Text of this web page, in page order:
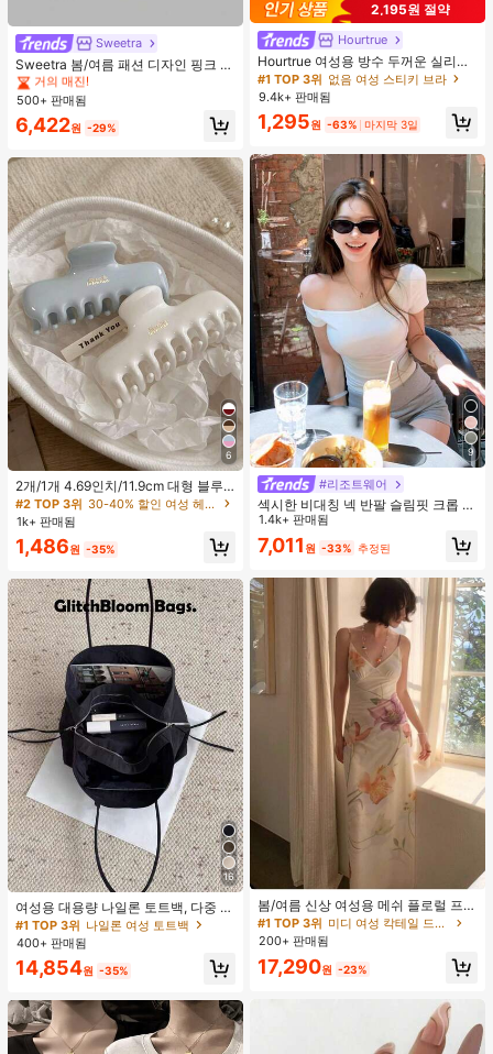
Sweetra
Sweetra 봄/여름 패션 디자인 핑크 스
트라이프 브라운 폴카 도트 스파게티
스트랩 2 In 1 스위트 걸리시 비치 로
맨틱 휴가 스타일 여성용 캐미 탱크 탑
#4 TOP 3위
짧은 여성 탱크 탑 & 카미스
거의 매진!
#4 TOP 3위
짧은 여성 탱크 탑 & 카미스
거의 매진!
#4 TOP 3위
짧은 여성 탱크 탑 & 카미스
거의 매진!
#4 TOP 3위
거의 매진!
500+ 판매됨
6,422원 -29%
6
2개/1개 4.69인치/11.9cm 대형 블루
& 화이트 1피스 플라스틱 헤어 클로
클립, 데일리 웨어, 캐주얼, 파티, 출퇴
근, 휴가, 헤어스타일링, 메이크업, 의
상 매칭 비치 헤어 클립 바캉스 헤어
하며 우아하고 미니멀한 단색 헤어 액
세서리
#2 TOP 3위
30-40% 할인 여성 헤어 액세서리
1k+ 판매됨
1,486원 -35%
16
여성용 대용량 나일론 토트백, 다중 지
퍼 포켓, 방수 숄더 핸드백, 사무실 노
트북, 일상 출퇴근, 쇼핑에 적합
#1 TOP 3위 나일론 여성 토트백
400+ 판매됨
14,854원 -35%
2,195원 절약
Hourtrue
Hourtrue 여성용 방수 두꺼운 실리콘
가슴 페탈, 작은 가슴 리프트업 & 푸시
인용, 웨딩 촬영 및 들러리용
#1 TOP 3위 없음 여성 스티키 브라
9.4k+ 판매됨
1,295원 -63% 마지막 3일
9
#리조트웨어
섹시한 비대칭 넥 반팔 슬림핏 크롭 탑
화이트 여름
1.4k+ 판매됨
7,011 원 -33% 추정된
봄/여름 신상 여성용 메쉬 플로럴 프린
트 드레스, 브이넥, 휴가 스타일, 섹시
한 비치 파티 댄스 드레스, 스파게티
스트랩 웨딩 가을
#1 TOP 3위
재고 6개 남음
#1 TOP 3위
미디 여성 칵테일 드레스
재고 6개 남음
#1 TOP 3위
미디 여성 칵테일 드레스
재고 6개 남음
#1 TOP 3위
재고 6개 남음
200+ 판매됨
17,290원 -23%